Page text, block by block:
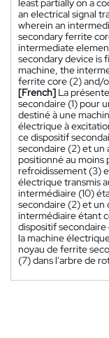
least partially on a
an electrical signal
wherein an
secondary ferrite
intermediate
secondary device is
machine, the
ferrite core (2) and/
[French] La
secondaire (1) pour
destiné à une
électrique à
ce dispositif
secondaire (2) et un
positionné au moins
refroidissement (3)
électrique transmis
intermédiaire (10)
secondaire (2) et
intermédiaire étant
dispositif
la machine
noyau de ferrite
(7) dans l'arbre de